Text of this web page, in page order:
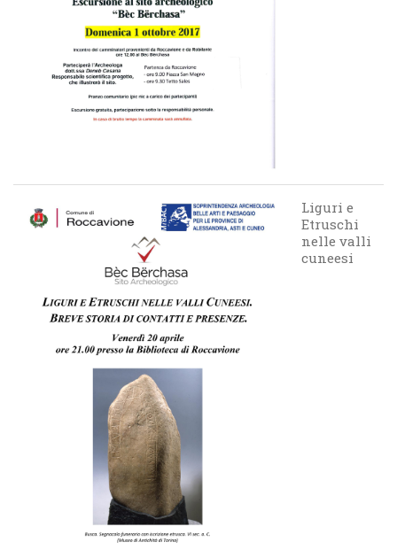
Liguri e
Etruschi
nelle valli
cuneesi